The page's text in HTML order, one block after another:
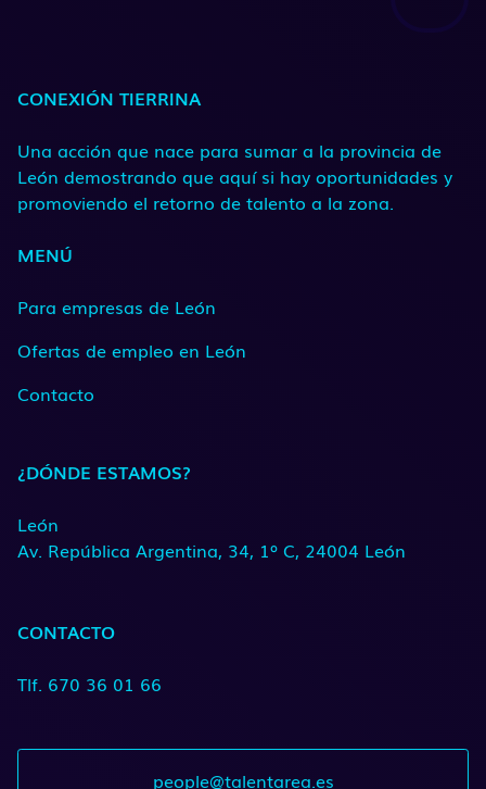
CONEXIÓN TIERRINA
Una acción que nace para sumar a la provincia de
León demostrando que aquí si hay oportunidades y
promoviendo el retorno de talento a la zona.
MENÚ
Para empresas de León
Ofertas de empleo en León
Contacto
¿DÓNDE ESTAMOS?
León
Av. República Argentina, 34, 1º C, 24004 León
CONTACTO
Tlf. 670 36 01 66
people@talentarea.es